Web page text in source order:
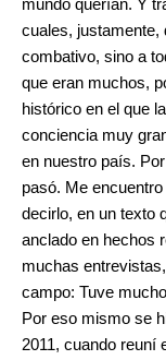
mundo querían. Y
cuales, justamente,
combativo, sino a
que eran muchos,
histórico en el que
conciencia muy
en nuestro país.
pasó. Me
decirlo, en un texto
anclado en hechos
muchas
campo: Tuve
Por eso mismo se
2011, cuando reuní